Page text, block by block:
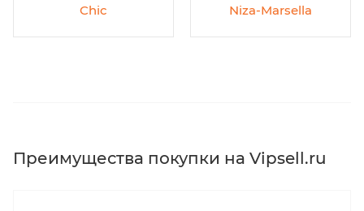
Chic
Niza-Marsella
Преимущества покупки на Vipsell.ru